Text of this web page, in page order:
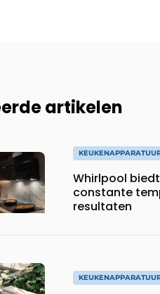
artikelen
Whirlpool
constante
resultaten